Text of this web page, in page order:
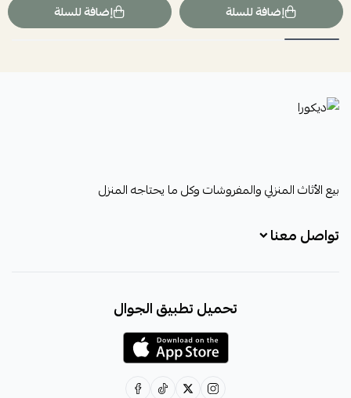
إضافة للسلة إضافة للسلة
ديكورا
بيع الأثاث المنزلي والمفروشات وكل ما يحتاجه المنزل
تواصل معنا
decora6586@gmail.com
تحميل تطبيق الجوال